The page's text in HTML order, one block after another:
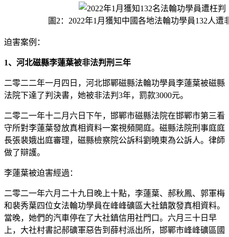
圖2：2022年1月獲知中國各地法輪功學員132人遭
迫害案例：
1、河北磁縣李蓮葉被非法判刑三年
二零二二年一月四日，河北邯鄲磁縣法輪功學員李蓮葉被磁縣
法院下達了判決書，她被非法判3年，罰款3000元。
二零二一年十二月六日下午，邯鄲市磁縣法院在邯鄲市第三看
守所對李蓮葉發放真相資料一案視頻開庭。磁縣法院刑事庭庭
長張裴娥出庭審理，磁縣檢察院公訴科劉曉東為公訴人。律師
做了辯護。
李蓮葉被迫害經過：
二零二一年六月二十九日晚上十點，李蓮葉、郝秋鳳、郭軍梅
和裴秀葉四位女法輪功學員在峰峰礦區大社鎮散發真相資料。
當晚，她們的汽車停在了大社鎮信用社門口。六月三十日早
上，大社村書記郝礦軍惡告到薛村派出所，邯鄲市峰峰礦區國